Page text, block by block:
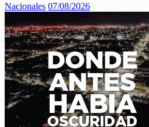
Nacionales 07/08/2026